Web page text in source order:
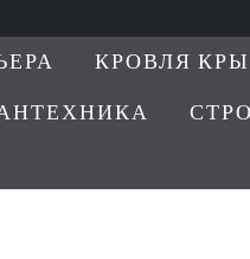
КРОВЛЯ